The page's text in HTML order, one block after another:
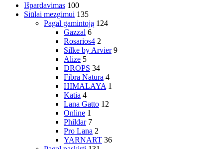
Išpardavimas 100
Siūlai mezgimui 135
Pagal gamintoją 124
Gazzal 6
Rosarios4 2
Silke by Arvier 9
Alize 5
DROPS 34
Fibra Natura 4
HIMALAYA 1
Katia 4
Lana Gatto 12
Online 1
Phildar 7
Pro Lana 2
YARNART 36